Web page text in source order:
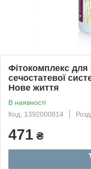
Фітокомплекс для
сечостатевої
Нове життя
В наявності
Код: 1392000814
471 ₴